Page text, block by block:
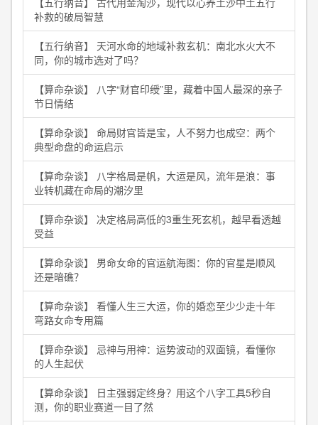
补救的破局智慧
【五行纳音】 天河水命的地域补救玄机：南北水火大不
同，你的城市选对了吗？
【算命杂谈】 八字“财官印绶”里，藏着中国人最深的亲子
节日情结
【算命杂谈】 命局财官皆是宝，人不努力也成空：两个
典型命盘的命运启示
【算命杂谈】 八字格局是帆，大运是风，流年是浪：事
业转机藏在命局的潮汐里
【算命杂谈】 决定格局高低的3重生死玄机，越早看透越
受益
【算命杂谈】 男命女命的官运航海图：你的官星是顺风
还是暗礁？
【算命杂谈】 看懂人生三大运，你的婚恋至少少走十年
弯路女命专用篇
【算命杂谈】 忌神与用神：运势波动的双面镜，看懂你
的人生起伏
【算命杂谈】 日主强弱定终身？用这个八字工具5秒自
测，你的职业赛道一目了然